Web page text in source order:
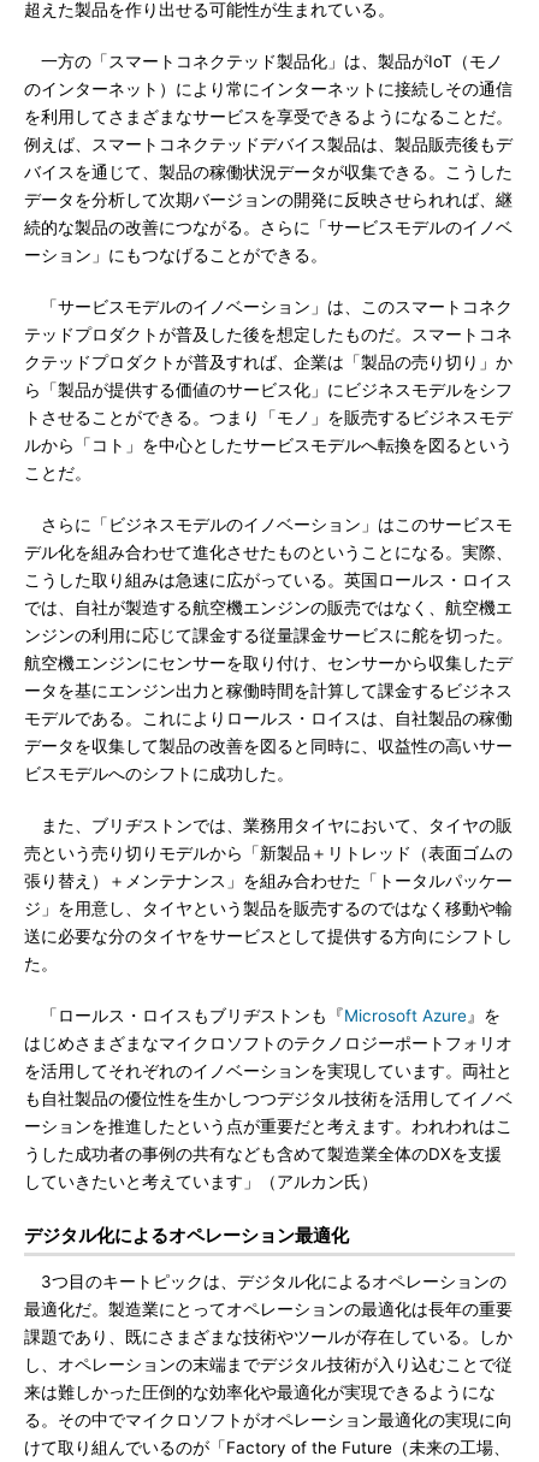
超えた製品を作り出せる可能性が生まれている。
一方の「スマートコネクテッド製品化」は、製品がIoT（モノ
のインターネット）により常にインターネットに接続しその通信
を利用してさまざまなサービスを享受できるようになることだ。
例えば、スマートコネクテッドデバイス製品は、製品販売後もデ
バイスを通じて、製品の稼働状況データが収集できる。こうした
データを分析して次期バージョンの開発に反映させられれば、継
続的な製品の改善につながる。さらに「サービスモデルのイノベ
ーション」にもつなげることができる。
「サービスモデルのイノベーション」は、このスマートコネク
テッドプロダクトが普及した後を想定したものだ。スマートコネ
クテッドプロダクトが普及すれば、企業は「製品の売り切り」か
ら「製品が提供する価値のサービス化」にビジネスモデルをシフ
トさせることができる。つまり「モノ」を販売するビジネスモデ
ルから「コト」を中心としたサービスモデルへ転換を図るという
ことだ。
さらに「ビジネスモデルのイノベーション」はこのサービスモ
デル化を組み合わせて進化させたものということになる。実際、
こうした取り組みは急速に広がっている。英国ロールス・ロイス
では、自社が製造する航空機エンジンの販売ではなく、航空機エ
ンジンの利用に応じて課金する従量課金サービスに舵を切った。
航空機エンジンにセンサーを取り付け、センサーから収集したデ
ータを基にエンジン出力と稼働時間を計算して課金するビジネス
モデルである。これによりロールス・ロイスは、自社製品の稼働
データを収集して製品の改善を図ると同時に、収益性の高いサー
ビスモデルへのシフトに成功した。
また、ブリヂストンでは、業務用タイヤにおいて、タイヤの販
売という売り切りモデルから「新製品＋リトレッド（表面ゴムの
張り替え）＋メンテナンス」を組み合わせた「トータルパッケー
ジ」を用意し、タイヤという製品を販売するのではなく移動や輸
送に必要な分のタイヤをサービスとして提供する方向にシフトし
た。
「ロールス・ロイスもブリヂストンも『Microsoft Azure』を
はじめさまざまなマイクロソフトのテクノロジーポートフォリオ
を活用してそれぞれのイノベーションを実現しています。両社と
も自社製品の優位性を生かしつつデジタル技術を活用してイノベ
ーションを推進したという点が重要だと考えます。われわれはこ
うした成功者の事例の共有なども含めて製造業全体のDXを支援
していきたいと考えています」（アルカン氏）
デジタル化によるオペレーション最適化
3つ目のキートピックは、デジタル化によるオペレーションの
最適化だ。製造業にとってオペレーションの最適化は長年の重要
課題であり、既にさまざまな技術やツールが存在している。しか
し、オペレーションの末端までデジタル技術が入り込むことで従
来は難しかった圧倒的な効率化や最適化が実現できるようにな
る。その中でマイクロソフトがオペレーション最適化の実現に向
けて取り組んでいるのが「Factory of the Future（未来の工場、